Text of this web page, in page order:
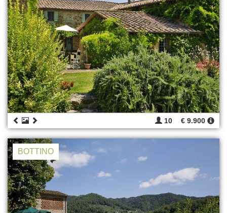
10 € 9.900
BOTTINO